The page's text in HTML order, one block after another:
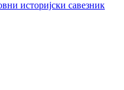
историјски савезник